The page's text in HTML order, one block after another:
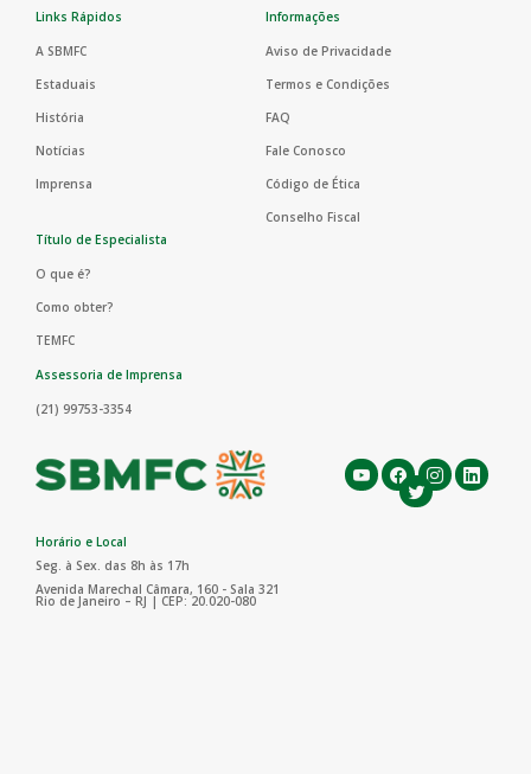
Links Rápidos
A SBMFC
Estaduais
História
Notícias
Imprensa
Informações
Aviso de Privacidade
Termos e Condições
FAQ
Fale Conosco
Código de Ética
Conselho Fiscal
Título de Especialista
O que é?
Como obter?
TEMFC
Assessoria de Imprensa
(21) 99753-3354
Horário e Local
Seg. à Sex. das 8h às 17h
Avenida Marechal Câmara, 160 - Sala 321
Rio de Janeiro – RJ | CEP: 20.020-080